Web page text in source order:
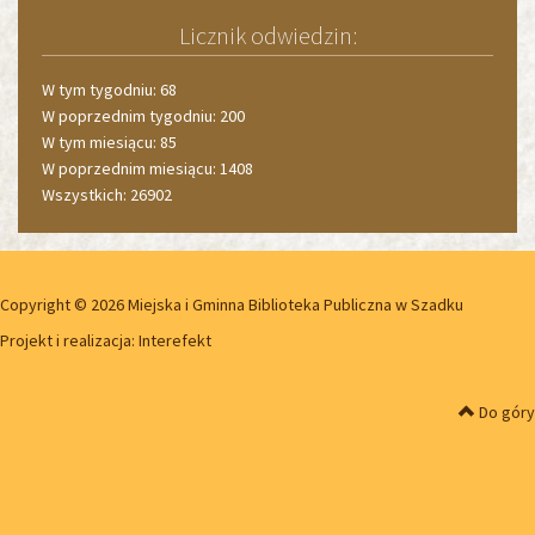
Licznik odwiedzin:
W tym tygodniu: 68
W poprzednim tygodniu: 200
W tym miesiącu: 85
W poprzednim miesiącu: 1408
Wszystkich: 26902
Copyright © 2026 Miejska i Gminna Biblioteka Publiczna w Szadku
Projekt i realizacja: Interefekt
Do góry